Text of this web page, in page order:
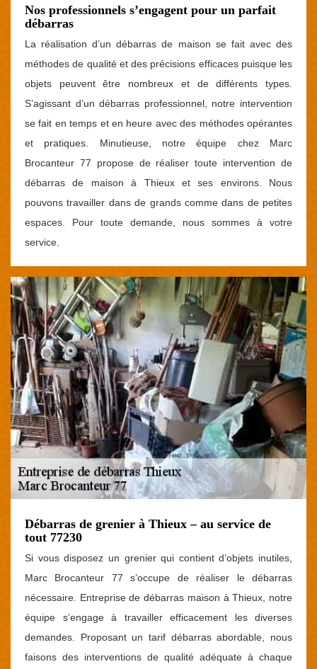
Nos professionnels s’engagent pour un parfait
débarras
La réalisation d’un débarras de maison se fait avec des
méthodes de qualité et des précisions efficaces puisque les
objets peuvent être nombreux et de différents types.
S’agissant d’un débarras professionnel, notre intervention
se fait en temps et en heure avec des méthodes opérantes
et pratiques. Minutieuse, notre équipe chez Marc
Brocanteur 77 propose de réaliser toute intervention de
débarras de maison à Thieux et ses environs. Nous
pouvons travailler dans de grands comme dans de petites
espaces. Pour toute demande, nous sommes à votre
service.
Débarras de grenier à Thieux – au service de
tout 77230
Si vous disposez un grenier qui contient d’objets inutiles,
Marc Brocanteur 77 s’occupe de réaliser le débarras
nécessaire. Entreprise de débarras maison à Thieux, notre
équipe s’engage à travailler efficacement les diverses
demandes. Proposant un tarif débarras abordable, nous
faisons des interventions de qualité adéquate à chaque